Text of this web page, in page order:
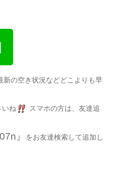
新の空き状況などどこよりも早
いね
スマホの方は、友達追
』
をお友達検索して追加し